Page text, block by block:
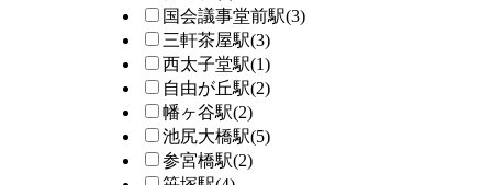
国会議事堂前駅(3)
三軒茶屋駅(3)
西太子堂駅(1)
自由が丘駅(2)
幡ヶ谷駅(2)
池尻大橋駅(5)
参宮橋駅(2)